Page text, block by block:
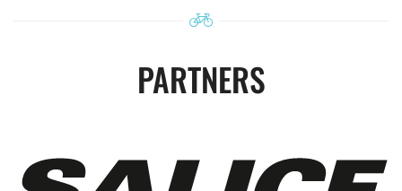
PARTNERS